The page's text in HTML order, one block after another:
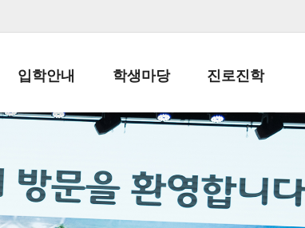
입학안내
전-편입 서류양식
학생마당
학생생활규정
학교신문
자율진로동아리
진로진학
공지사항 및 입시자료
드림레터